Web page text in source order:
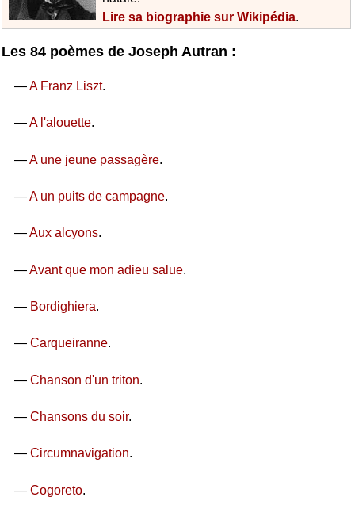
Lire sa biographie sur Wikipédia.
Les 84 poèmes de Joseph Autran :
—A Franz Liszt.
—A l'alouette.
—A une jeune passagère.
—A un puits de campagne.
—Aux alcyons.
—Avant que mon adieu salue.
— Bordighiera.
— Carqueiranne.
— Chanson d'un triton.
— Chansons du soir.
— Circumnavigation.
— Cogoreto.